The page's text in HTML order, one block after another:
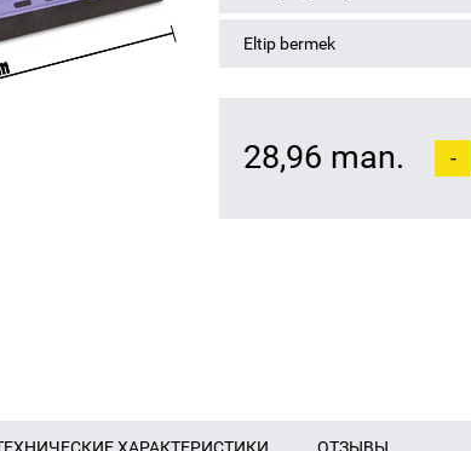
Eltip bermek
28,96 man. -